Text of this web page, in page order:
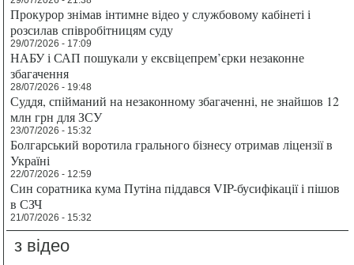
Прокурор знімав інтимне відео у службовому кабінеті і
розсилав співробітницям суду
29/07/2026 - 17:09
НАБУ і САП пошукали у ексвіцепрем’єрки незаконне
збагачення
28/07/2026 - 19:48
Суддя, спійманий на незаконному збагаченні, не знайшов 12
млн грн для ЗСУ
23/07/2026 - 15:32
Болгарський воротила грального бізнесу отримав ліцензії в
Україні
22/07/2026 - 12:59
Син соратника кума Путіна піддався VIP-бусифікації і пішов
в СЗЧ
21/07/2026 - 15:32
з відео